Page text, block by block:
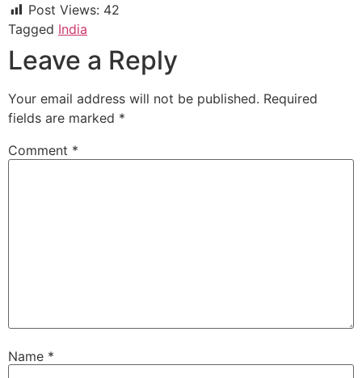
Post Views: 42
Tagged India
Leave a Reply
Your email address will not be published. Required
fields are marked *
Comment *
Name *